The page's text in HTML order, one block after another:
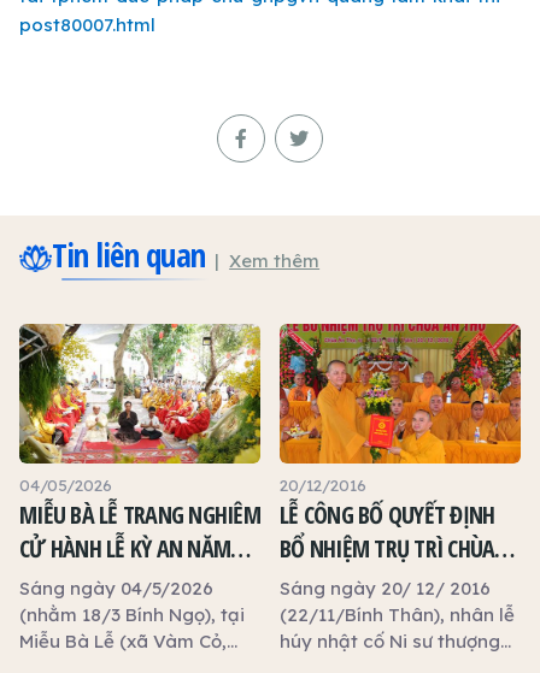
post80007.html
Tin liên quan Xem thêm
04/05/2026
MIỄU BÀ LỄ TRANG NGHIÊM
CỬ HÀNH LỄ KỲ AN NĂM
2026
Sáng ngày 04/5/2026
(nhằm 18/3 Bính Ngọ), tại
Miễu Bà Lễ (xã Vàm Cỏ,
20/12/2016
LỄ CÔNG BỐ QUYẾT ĐỊNH
BỔ NHIỆM TRỤ TRÌ CHÙA
ÂN THỌ ĐỐI VỚI ĐẠI ĐỨC
THÍCH LỆ NGÔN
Sáng ngày 20/ 12/ 2016
(22/11/Bính Thân), nhân lễ
húy nhật cố Ni sư thượng